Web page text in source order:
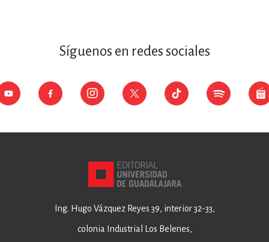
Síguenos en redes sociales
Ing. Hugo Vázquez Reyes 39, interior 32-33,
colonia Industrial Los Belenes,